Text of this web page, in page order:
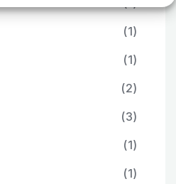
(1)
(1)
(2)
(3)
(1)
(1)